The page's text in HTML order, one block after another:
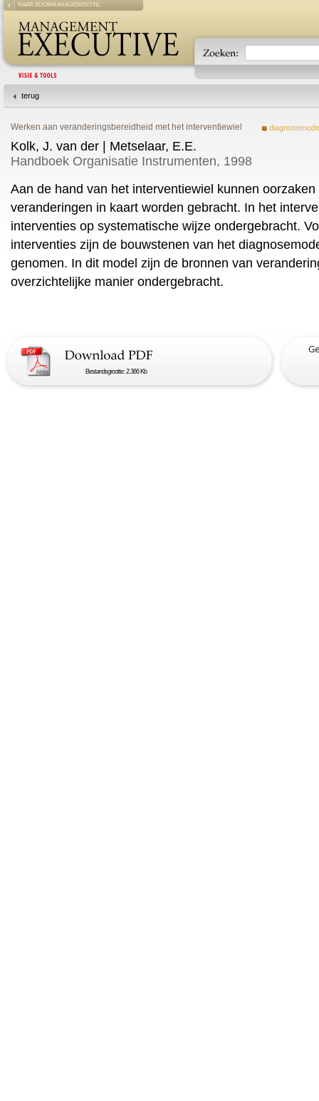
NAAR BOOMMANAGEMENT.NL
terug
Werken aan veranderingsbereidheid met het interventiewiel
Kolk, J. van der | Metselaar, E.E.
Handboek Organisatie Instrumenten, 1998
Aan de hand van het interventiewiel kunnen
veranderingen in kaart worden gebracht. In het
interventies op systematische wijze ondergebracht.
interventies zijn de bouwstenen van het
genomen. In dit model zijn de bronnen van
overzichtelijke manier ondergebracht.
Bestandsgrootte: 2.366 Kb